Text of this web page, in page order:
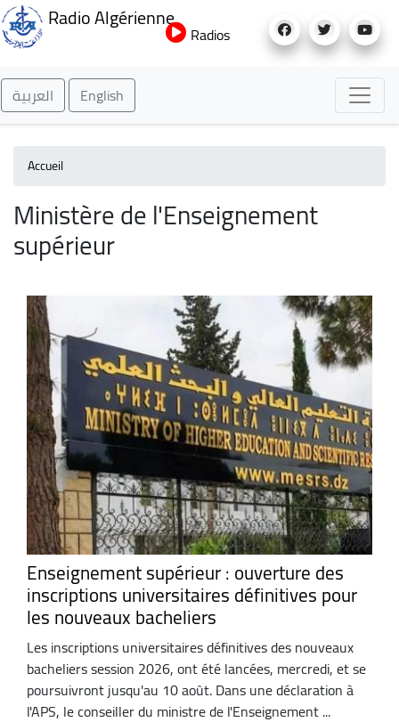
au
Radio Algérienne
Radios
العربية English
Accueil
Ministère de l'Enseignement
supérieur
Enseignement supérieur : ouverture des
inscriptions universitaires définitives pour
les nouveaux bacheliers
Les inscriptions universitaires définitives des nouveaux
bacheliers session 2026, ont été lancées, mercredi, et se
poursuivront jusqu'au 10 août. Dans une déclaration à
l'APS, le conseiller du ministre de l'Enseignement ...